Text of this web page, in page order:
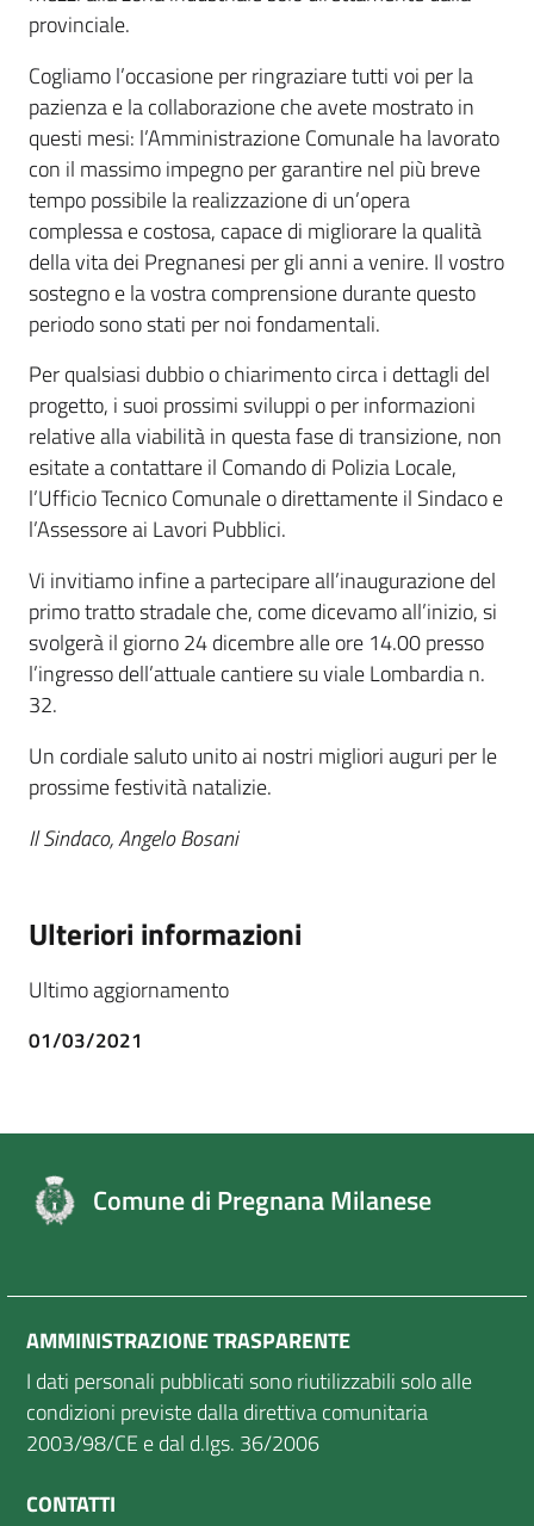
provinciale.
Cogliamo l’occasione per ringraziare tutti voi per la
pazienza e la collaborazione che avete mostrato in
questi mesi: l’Amministrazione Comunale ha lavorato
con il massimo impegno per garantire nel più breve
tempo possibile la realizzazione di un’opera
complessa e costosa, capace di migliorare la qualità
della vita dei Pregnanesi per gli anni a venire. Il vostro
sostegno e la vostra comprensione durante questo
periodo sono stati per noi fondamentali.
Per qualsiasi dubbio o chiarimento circa i dettagli del
progetto, i suoi prossimi sviluppi o per informazioni
relative alla viabilità in questa fase di transizione, non
esitate a contattare il Comando di Polizia Locale,
l’Ufficio Tecnico Comunale o direttamente il Sindaco e
l’Assessore ai Lavori Pubblici.
Vi invitiamo infine a partecipare all’inaugurazione del
primo tratto stradale che, come dicevamo all’inizio, si
svolgerà il giorno 24 dicembre alle ore 14.00 presso
l’ingresso dell’attuale cantiere su viale Lombardia n.
32.
Un cordiale saluto unito ai nostri migliori auguri per le
prossime festività natalizie.
Il Sindaco, Angelo Bosani
Ulteriori informazioni
Ultimo aggiornamento
01/03/2021
Comune di Pregnana Milanese
AMMINISTRAZIONE TRASPARENTE
I dati personali pubblicati sono riutilizzabili solo alle
condizioni previste dalla direttiva comunitaria
2003/98/CE e dal d.lgs. 36/2006
CONTATTI